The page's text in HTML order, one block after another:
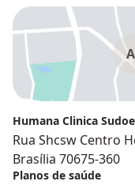
Humana Clinica
Rua Shcsw Centro
Brasília 70675-360
Planos de saúde